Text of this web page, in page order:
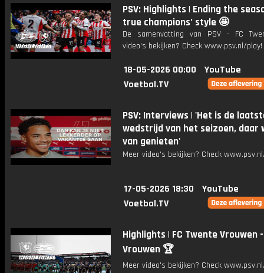
PSV: Highlights | Ending the
true champions’ style 🤩
De samenvatting van PSV - FC
video's bekijken? Check www.psv.nl/
18-05-2026 00:00
YouTube
Voetbal.TV
PSV: Interviews | 'Het is de
wedstrijd van het seizoen, daar
van genieten'
Meer video's bekijken? Check
17-05-2026 18:30
YouTube
Voetbal.TV
Highlights | FC Twente Vrouwen -
Vrouwen 🏆
Meer video's bekijken? Check